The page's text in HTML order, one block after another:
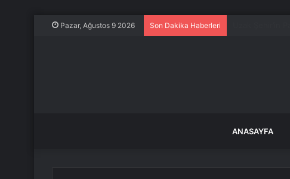
Pazar, Ağustos 9 2026 Son Dakika Haberleri
ANASAYFA